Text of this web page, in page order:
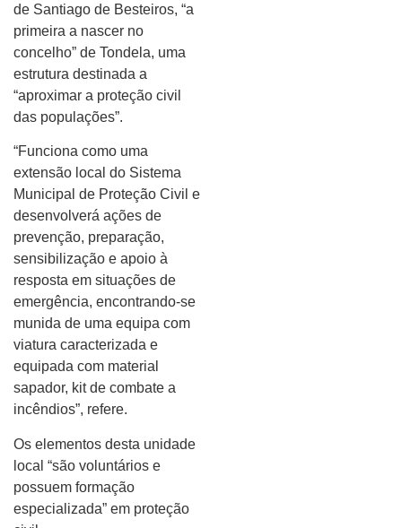
de Santiago de Besteiros, “a
primeira a nascer no
concelho” de Tondela, uma
estrutura destinada a
“aproximar a proteção civil
das populações”.
“Funciona como uma
extensão local do Sistema
Municipal de Proteção Civil e
desenvolverá ações de
prevenção, preparação,
sensibilização e apoio à
resposta em situações de
emergência, encontrando-se
munida de uma equipa com
viatura caracterizada e
equipada com material
sapador, kit de combate a
incêndios”, refere.
Os elementos desta unidade
local “são voluntários e
possuem formação
especializada” em proteção